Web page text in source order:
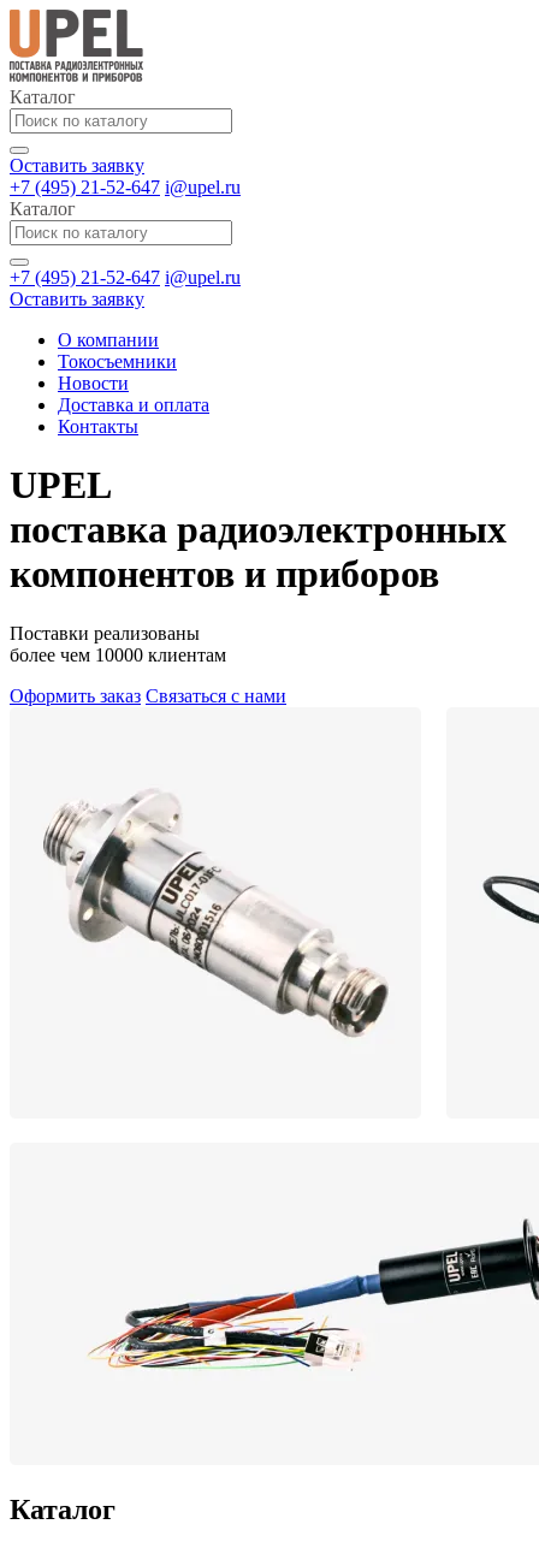
Каталог
Оставить заявку
+7 (495) 21-52-647 i@upel.ru
Каталог
+7 (495) 21-52-647 i@upel.ru
Оставить заявку
О компании
Токосъемники
Новости
Доставка и оплата
Контакты
UPEL
поставка радиоэлектронных
компонентов и приборов
Поставки реализованы
более чем 10000 клиентам
Оформить заказ Связаться с нами
Каталог